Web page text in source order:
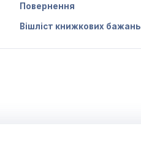
Повернення
Вішліст книжкових бажань